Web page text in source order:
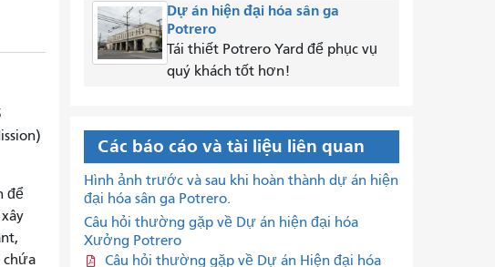
để
chứa
Dự án hiện đại hóa sân ga
Potrero
Tái thiết Potrero Yard để phục vụ
quý khách tốt hơn!
Các báo cáo và tài liệu liên quan
Hình ảnh trước và sau khi hoàn thành dự án hiện
đại hóa sân ga Potrero.
Câu hỏi thường gặp về Dự án hiện đại hóa
Xưởng Potrero
Câu hỏi thường gặp về Dự án Hiện đại hóa